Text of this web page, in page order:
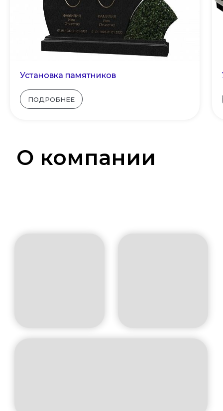
Установка памятников
ПОДРОБНЕЕ
О компании